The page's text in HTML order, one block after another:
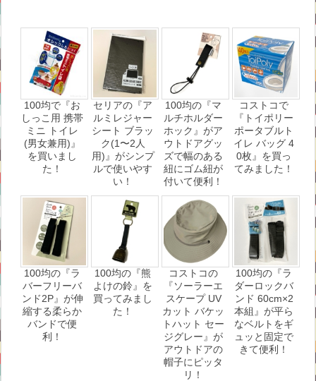
100均で『お
しっこ用 携帯
ミニ トイレ
(男女兼用)』
を買いまし
た！
セリアの『ア
ルミレジャー
シート ブラッ
ク(1〜2人
用)』がシンプ
ルで使いやす
い！
100均の『マ
ルチホルダー
ホック』がア
ウトドアグッ
ズで幅のある
紐にゴム紐が
付いて便利！
コストコで
『トイポリー
ポータブルト
イレ バッグ 4
0枚』を買っ
てみました！
100均の『ラ
バーフリーバ
ンド2P』が伸
縮する柔らか
バンドで便
利！
100均の『熊
よけの鈴』を
買ってみまし
た！
コストコの
『ソーラーエ
スケープ UV
カット バケッ
トハット セー
ジグレー』が
アウトドアの
帽子にピッタ
リ！
100均の『ラ
ダーロックバ
ンド 60cm×2
本組』が平ら
なベルトをギ
ュッと固定で
きて便利！